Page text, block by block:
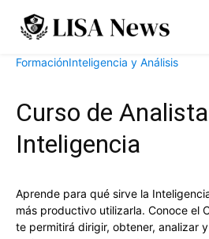
FormaciónInteligencia y Análisis
Curso de
Inteligencia
Aprende para qué sirve la
más productivo utilizarla. Conoce el
te permitirá dirigir, obtener, analizar